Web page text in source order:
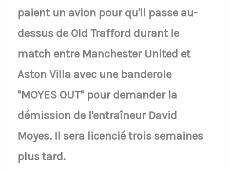
paient un avion pour qu'il passe au-
dessus de Old Trafford durant le
match entre Manchester United et
Aston Villa avec une banderole
"MOYES OUT" pour demander la
démission de l'entraîneur David
Moyes. Il sera licencié trois semaines
plus tard.